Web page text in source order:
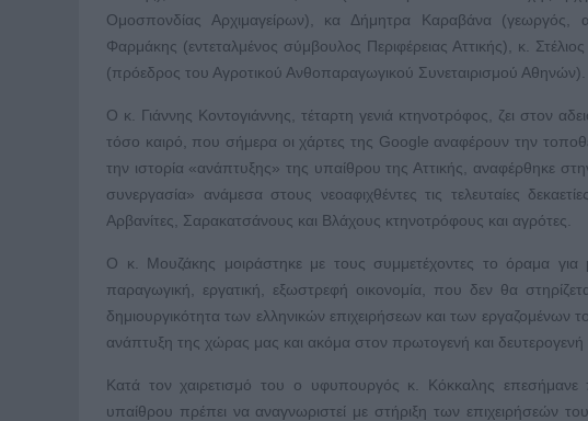
Ομοσπονδίας Αρχιμαγείρων), κα Δήμητρα Καραβάνα (γεωργός,
Φαρμάκης (εντεταλμένος σύμβουλος Περιφέρειας Αττικής), κ.
(πρόεδρος του Αγροτικού Ανθοπαραγωγικού Συνεταιρισμού Αθηνών).
Ο κ. Γιάννης Κοντογιάννης, τέταρτη γενιά κτηνοτρόφος, ζει στον
τόσο καιρό, που σήμερα οι χάρτες της Google αναφέρουν την
την ιστορία «ανάπτυξης» της υπαίθρου της Αττικής, αναφέρθηκε
συνεργασία» ανάμεσα στους νεοαφιχθέντες τις τελευταίες
Αρβανίτες, Σαρακατσάνους και Βλάχους κτηνοτρόφους και αγρότες.
Ο κ. Μουζάκης μοιράστηκε με τους συμμετέχοντες το όραμα
παραγωγική, εργατική, εξωστρεφή οικονομία, που δεν θα
δημιουργικότητα των ελληνικών επιχειρήσεων και των εργαζομένων
ανάπτυξη της χώρας μας και ακόμα στον πρωτογενή και
Κατά τον χαιρετισμό του ο υφυπουργός κ. Κόκκαλης
υπαίθρου πρέπει να αναγνωριστεί με στήριξη των επιχειρήσεών